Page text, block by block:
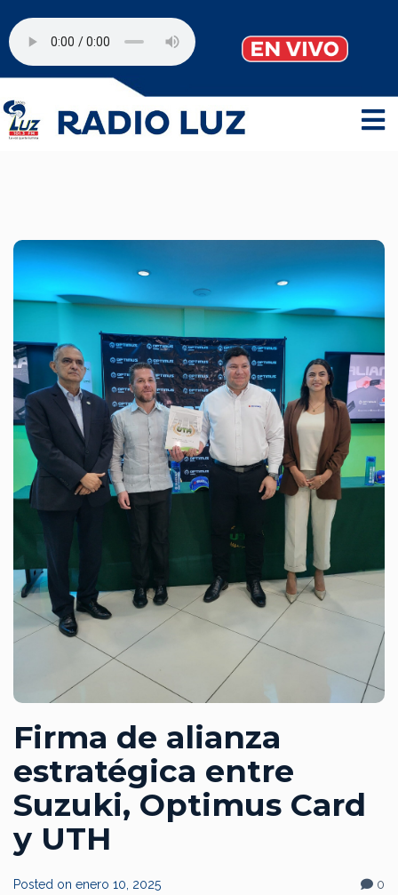
Firma de alianza
estratégica entre
Suzuki, Optimus Card
y UTH
Posted on enero 10, 2025 0